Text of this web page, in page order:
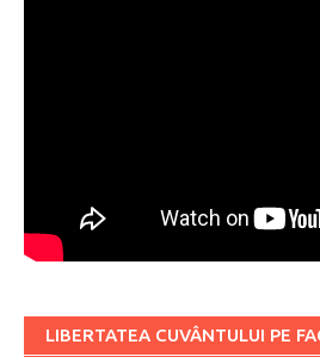
LIBERTATEA CUVÂNTULUI PE